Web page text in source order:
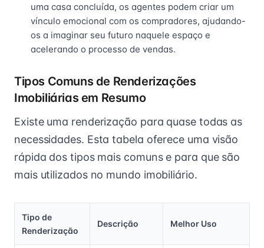
uma casa concluída, os agentes podem criar um
vínculo emocional com os compradores, ajudando-
os a imaginar seu futuro naquele espaço e
acelerando o processo de vendas.
Tipos Comuns de Renderizações
Imobiliárias em Resumo
Existe uma renderização para quase todas as
necessidades. Esta tabela oferece uma visão
rápida dos tipos mais comuns e para que são
mais utilizados no mundo imobiliário.
Tipo de
Renderização
Descrição Melhor Uso